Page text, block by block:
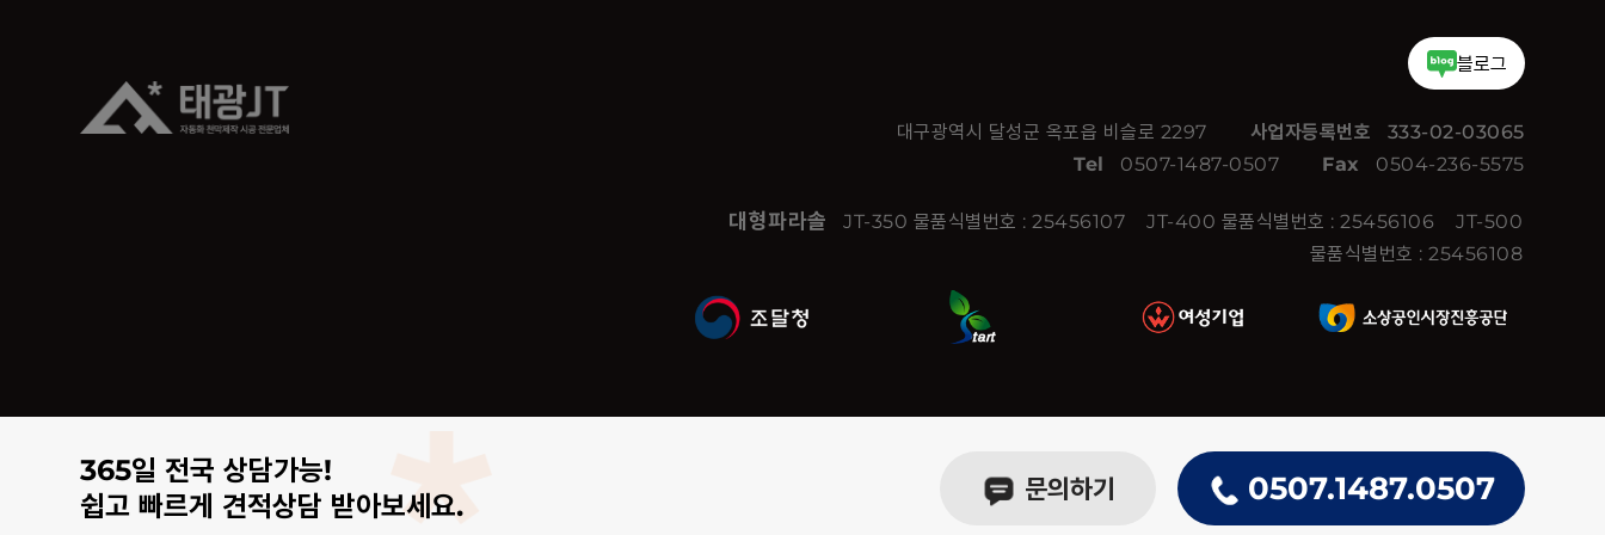
블로그
대구광역시 달성군 옥포읍 비슬로 2297 사업자등록번호 333-02-03065
Tel 0507-1487-0507 Fax 0504-236-5575
대형파라솔 JT-350 물품식별번호 : 25456107JT-400 물품식별번호 : 25456106
JT-500
물품식별번호 : 25456108
365일 전국 상담가능!
쉽고 빠르게 견적상담 받아보세요.
문의하기 0507.1487.0507